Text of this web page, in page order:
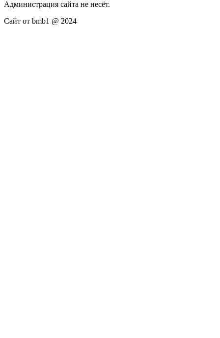
Администрация сайта не несёт.
Сайт от bmb1 @ 2024